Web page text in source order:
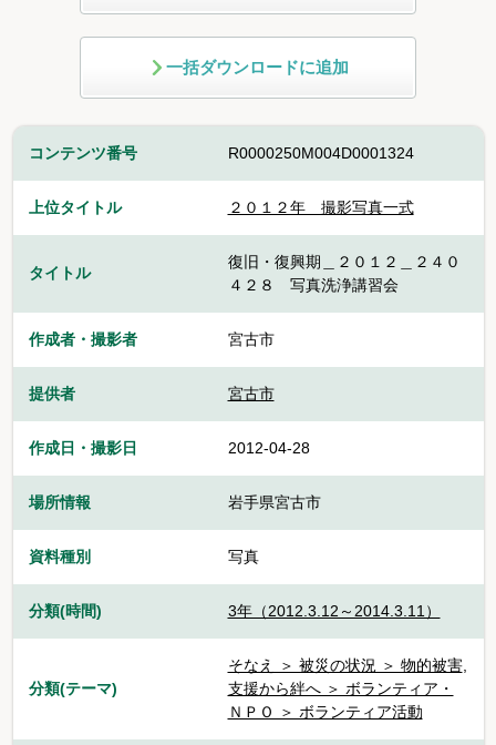
一括ダウンロードに追加
コンテンツ番号 R0000250M004D0001324
上位タイトル ２０１２年 撮影写真一式
タイトル
復旧・復興期＿２０１２＿２４０
４２８ 写真洗浄講習会
作成者・撮影者 宮古市
提供者 宮古市
作成日・撮影日 2012-04-28
場所情報 岩手県宮古市
資料種別 写真
分類(時間) 3年（2012.3.12～2014.3.11）
分類(テーマ)
そなえ ＞ 被災の状況 ＞ 物的被害,
支援から絆へ ＞ ボランティア・
ＮＰＯ ＞ ボランティア活動